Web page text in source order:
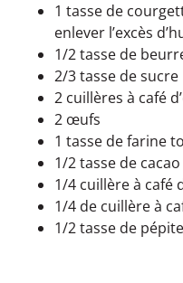
1 tasse de
enlever l’excès
1/2 tasse de
2/3 tasse de sucre
2 cuillères à café
2 œufs
1 tasse de farine
1/2 tasse de
1/4 cuillère à café
1/4 de cuillère à
1/2 tasse de